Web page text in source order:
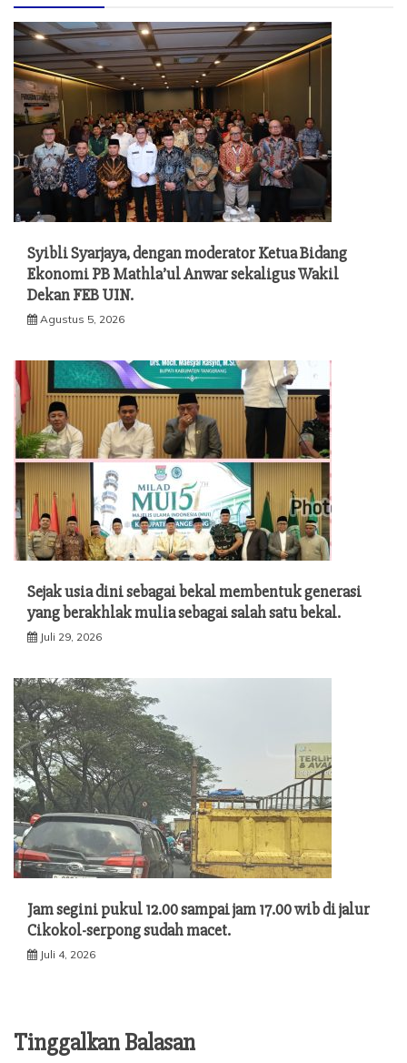
Syibli Syarjaya, dengan moderator Ketua Bidang
Ekonomi PB Mathla’ul Anwar sekaligus Wakil
Dekan FEB UIN.
Agustus 5, 2026
Sejak usia dini sebagai bekal membentuk generasi
yang berakhlak mulia sebagai salah satu bekal.
Juli 29, 2026
Jam segini pukul 12.00 sampai jam 17.00 wib di jalur
Cikokol-serpong sudah macet.
Juli 4, 2026
Tinggalkan Balasan